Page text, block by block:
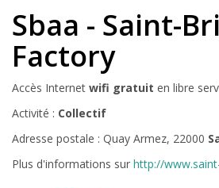
Sbaa - Saint-
Factory
Accès Internet wifi gratuit en libre
Activité : Collectif
Adresse postale : Quay Armez, 22000
Plus d'informations sur http://